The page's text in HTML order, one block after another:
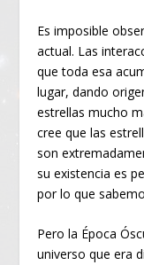
Es imposible
actual. Las
que toda esa
lugar, dando
estrellas mucho
cree que las
son
su existencia es
por lo que
Pero la Época
universo que era